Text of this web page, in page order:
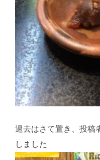
過去はさて置き、投稿
しました